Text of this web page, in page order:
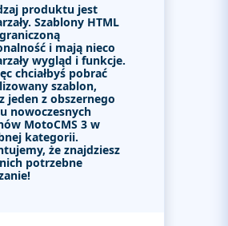
produktu jest
Szablony HTML
i mają nieco
wygląd i funkcje.
chciałbyś pobrać
szablon,
jeden z obszernego
nowoczesnych
MotoCMS 3 w
kategorii.
że znajdziesz
potrzebne